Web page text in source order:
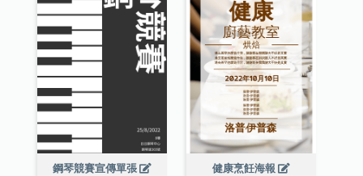
鋼琴競賽宣傳單張 健康烹飪海報